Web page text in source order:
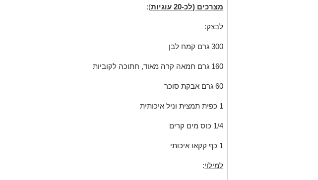
מצרכים (לכ-20 עוגיות ):
לבצק:
300 גרם קמח לבן
160 גרם חמאה קרה מאוד, חתוכה לקוביות
60 גרם אבקת סוכר
1 כפית תמצית וניל איכותית
1/4 כוס מים קרים
1 כף קקאו איכותי
למילוי: